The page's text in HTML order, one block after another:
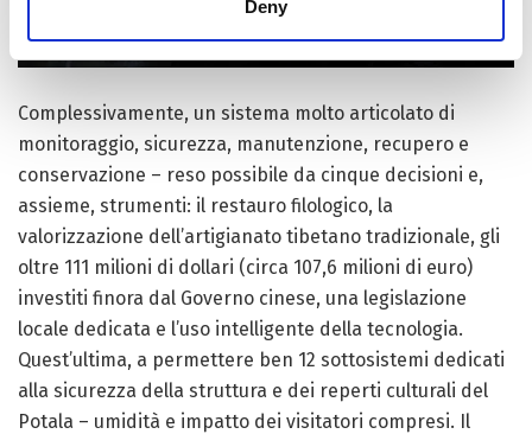
Deny
Complessivamente, un sistema molto articolato di
monitoraggio, sicurezza, manutenzione, recupero e
conservazione – reso possibile da cinque decisioni e,
assieme, strumenti: il restauro filologico, la
valorizzazione dell’artigianato tibetano tradizionale, gli
oltre 111 milioni di dollari (circa 107,6 milioni di euro)
investiti finora dal Governo cinese, una legislazione
locale dedicata e l’uso intelligente della tecnologia.
Quest’ultima, a permettere ben 12 sottosistemi dedicati
alla sicurezza della struttura e dei reperti culturali del
Potala – umidità e impatto dei visitatori compresi. Il